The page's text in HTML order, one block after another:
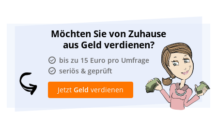
Möchten Sie von Zuhause
aus Geld verdienen?
bis zu 15 Euro pro Umfrage
seriös & geprüft
Jetzt Geld verdienen